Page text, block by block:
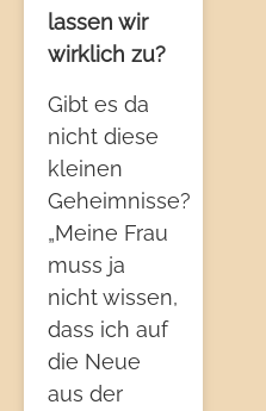
lassen wir
wirklich zu?
Gibt es da
nicht diese
kleinen
Geheimnisse?
„Meine Frau
muss ja
nicht wissen,
dass ich auf
die Neue
aus der